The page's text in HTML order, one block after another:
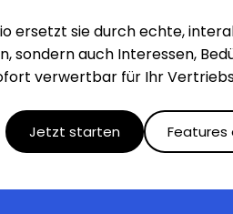
ersetzt sie durch echte,
sondern auch Interessen,
verwertbar für Ihr
Jetzt starten